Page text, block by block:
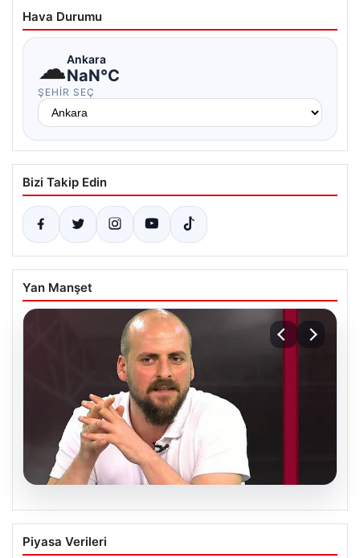
Hava Durumu
☁Ankara
NaN°C
ŞEHIR SEÇ
Bizi Takip Edin
Yan Manşet
06.08.2026
Transfer krizi soruşturmaya dönüştü!
Burhan Can Terzi için harekete geçildi
Piyasa Verileri